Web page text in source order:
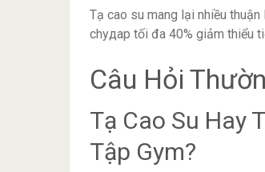
Tạ cao su mang lại nhiều
chудар tối đa 40% giảm thiểu
Câu Hỏi
Tạ Cao Su Hay
Tập Gym?